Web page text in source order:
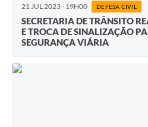
21 JUL 2023 - 19H00 DEFESA CIVIL
SECRETARIA DE TRÂNSITO
E TROCA DE SINALIZAÇÃO
SEGURANÇA VIÁRIA